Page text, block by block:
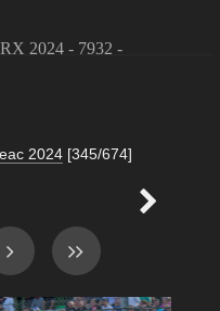
2024 - 7932 -
2024 [345/674]
